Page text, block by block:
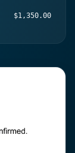
$1,350.00